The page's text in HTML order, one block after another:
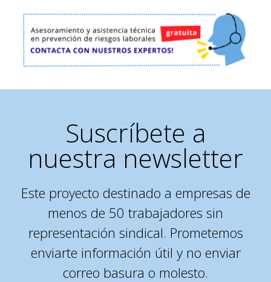
Suscríbete a
nuestra newsletter
Este proyecto destinado a empresas de
menos de 50 trabajadores sin
representación sindical. Prometemos
enviarte información útil y no enviar
correo basura o molesto.